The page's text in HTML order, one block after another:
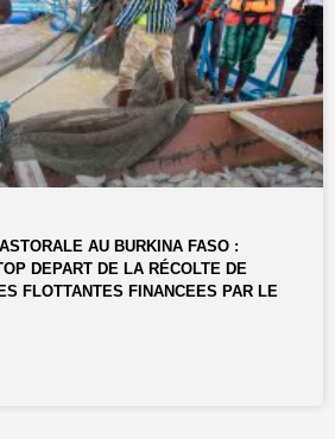
AU BURKINA FASO :
DEPART DE LA RÉCOLTE DE
FLOTTANTES FINANCEES PAR LE